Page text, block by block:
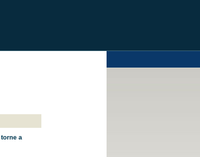
a